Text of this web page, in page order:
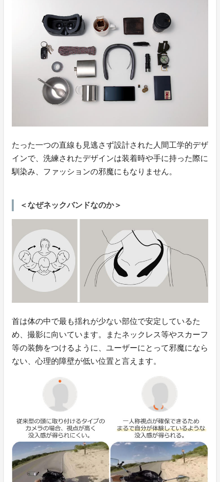
たった一つの直線も見逃さず設計された人間工学的デザ
インで、洗練されたデザインは装着時や手に持った際に
馴染み、ファッションの邪魔にもなりません。
＜なぜネックバンドなのか＞
首は体の中で最も揺れが少ない部位で安定しているた
め、撮影に向いています。またネックレス等やスカーフ
等の装飾をつけるように、ユーザーにとって邪魔になら
ない、心理的障壁が低い位置と言えます。